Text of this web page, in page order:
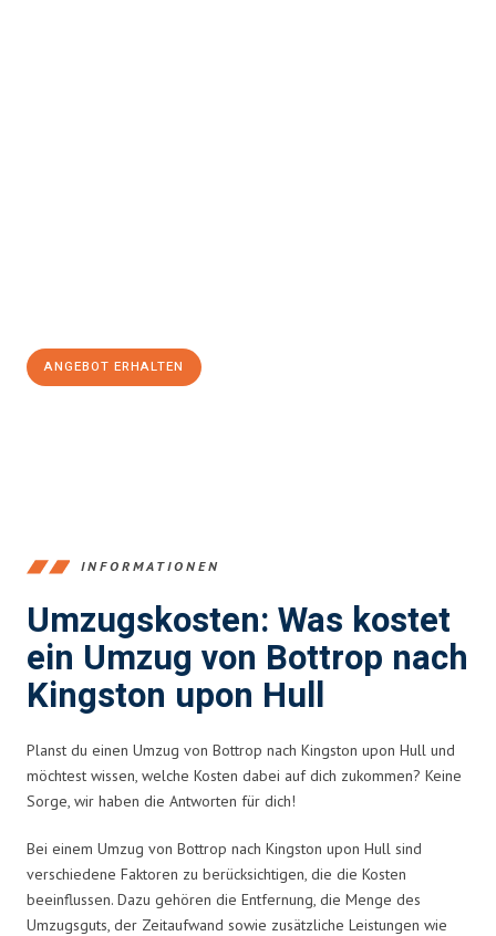
ANGEBOT ERHALTEN
INFORMATIONEN
Umzugskosten: Was kostet
ein Umzug von Bottrop nach
Kingston upon Hull
Planst du einen Umzug von Bottrop nach Kingston upon Hull und
möchtest wissen, welche Kosten dabei auf dich zukommen? Keine
Sorge, wir haben die Antworten für dich!
Bei einem Umzug von Bottrop nach Kingston upon Hull sind
verschiedene Faktoren zu berücksichtigen, die die Kosten
beeinflussen. Dazu gehören die Entfernung, die Menge des
Umzugsguts, der Zeitaufwand sowie zusätzliche Leistungen wie